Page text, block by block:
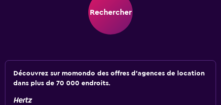
Rechercher
Découvrez sur momondo des offres d'agences de location
dans plus de 70 000 endroits.